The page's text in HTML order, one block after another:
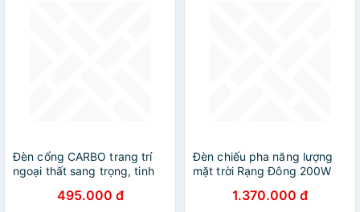
Đèn cổng CARBO trang trí
ngoại thất sang trọng, tinh
495.000 đ
Đèn chiếu pha năng lượng
mặt trời Rạng Đông 200W
CP03.SL.RAD 200W.V2
1.370.000 đ